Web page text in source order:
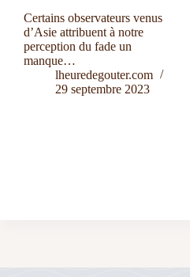
Certains observateurs venus
d’Asie attribuent à notre
perception du fade un
manque…
lheuredegouter.com
29 septembre 2023